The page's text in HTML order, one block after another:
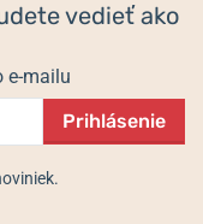
vedieť ako
e-mailu
Prihlásenie